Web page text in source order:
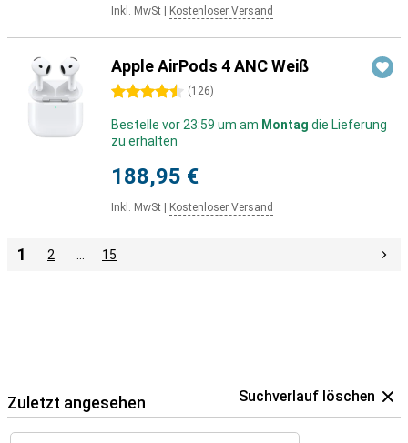
Inkl. MwSt Kostenloser Versand
Apple AirPods 4 ANC Weiß
4.5 Sterne (126)
Bestelle vor 23:59 um am Montag die Lieferung
zu erhalten
188,95 €
Inkl. MwSt Kostenloser Versand
1 2 15
Zuletzt angesehen Suchverlauf löschen